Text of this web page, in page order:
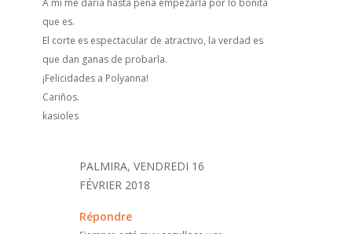
que es.
El corte es espectacular de atractivo, la verdad es
que dan ganas de probarla.
¡Felicidades a Polyanna!
Cariños.
kasioles
PALMIRA, VENDREDI 16
FÉVRIER 2018
Répondre